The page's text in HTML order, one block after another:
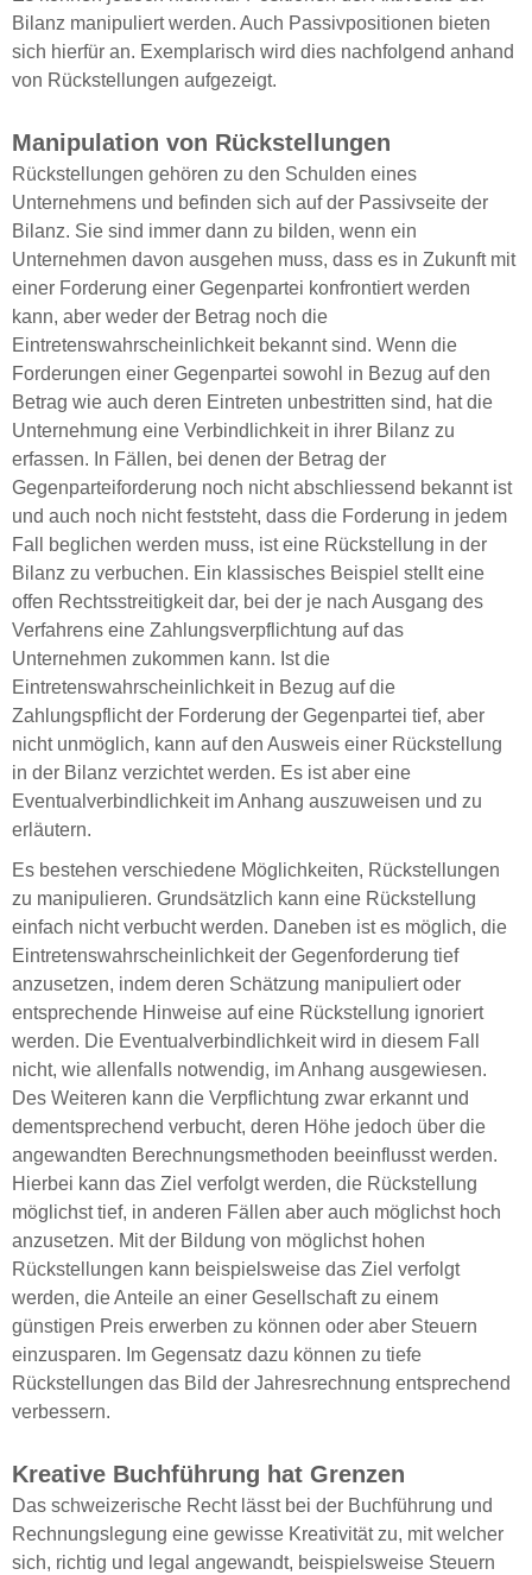
Bilanz manipuliert werden. Auch Passivpositionen bieten
sich hierfür an. Exemplarisch wird dies nachfolgend anhand
von Rückstellungen aufgezeigt.
Manipulation von Rückstellungen
Rückstellungen gehören zu den Schulden eines
Unternehmens und befinden sich auf der Passivseite der
Bilanz. Sie sind immer dann zu bilden, wenn ein
Unternehmen davon ausgehen muss, dass es in Zukunft mit
einer Forderung einer Gegenpartei konfrontiert werden
kann, aber weder der Betrag noch die
Eintretenswahrscheinlichkeit bekannt sind. Wenn die
Forderungen einer Gegenpartei sowohl in Bezug auf den
Betrag wie auch deren Eintreten unbestritten sind, hat die
Unternehmung eine Verbindlichkeit in ihrer Bilanz zu
erfassen. In Fällen, bei denen der Betrag der
Gegenparteiforderung noch nicht abschliessend bekannt ist
und auch noch nicht feststeht, dass die Forderung in jedem
Fall beglichen werden muss, ist eine Rückstellung in der
Bilanz zu verbuchen. Ein klassisches Beispiel stellt eine
offen Rechtsstreitigkeit dar, bei der je nach Ausgang des
Verfahrens eine Zahlungsverpflichtung auf das
Unternehmen zukommen kann. Ist die
Eintretenswahrscheinlichkeit in Bezug auf die
Zahlungspflicht der Forderung der Gegenpartei tief, aber
nicht unmöglich, kann auf den Ausweis einer Rückstellung
in der Bilanz verzichtet werden. Es ist aber eine
Eventualverbindlichkeit im Anhang auszuweisen und zu
erläutern.
Es bestehen verschiedene Möglichkeiten, Rückstellungen
zu manipulieren. Grundsätzlich kann eine Rückstellung
einfach nicht verbucht werden. Daneben ist es möglich, die
Eintretenswahrscheinlichkeit der Gegenforderung tief
anzusetzen, indem deren Schätzung manipuliert oder
entsprechende Hinweise auf eine Rückstellung ignoriert
werden. Die Eventualverbindlichkeit wird in diesem Fall
nicht, wie allenfalls notwendig, im Anhang ausgewiesen.
Des Weiteren kann die Verpflichtung zwar erkannt und
dementsprechend verbucht, deren Höhe jedoch über die
angewandten Berechnungsmethoden beeinflusst werden.
Hierbei kann das Ziel verfolgt werden, die Rückstellung
möglichst tief, in anderen Fällen aber auch möglichst hoch
anzusetzen. Mit der Bildung von möglichst hohen
Rückstellungen kann beispielsweise das Ziel verfolgt
werden, die Anteile an einer Gesellschaft zu einem
günstigen Preis erwerben zu können oder aber Steuern
einzusparen. Im Gegensatz dazu können zu tiefe
Rückstellungen das Bild der Jahresrechnung entsprechend
verbessern.
Kreative Buchführung hat Grenzen
Das schweizerische Recht lässt bei der Buchführung und
Rechnungslegung eine gewisse Kreativität zu, mit welcher
sich, richtig und legal angewandt, beispielsweise Steuern